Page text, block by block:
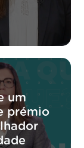
um
prémio